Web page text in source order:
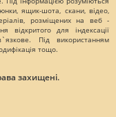
ящик-шота, скани, відео,
розміщених на веб -
відкритого для індексації
Під використанням
тощо.
захищені.